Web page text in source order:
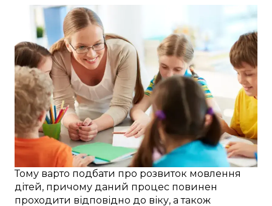
Тому варто подбати про розвиток мовлення
дітей, причому даний процес повинен
проходити відповідно до віку, а також